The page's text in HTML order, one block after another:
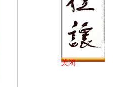
关闭